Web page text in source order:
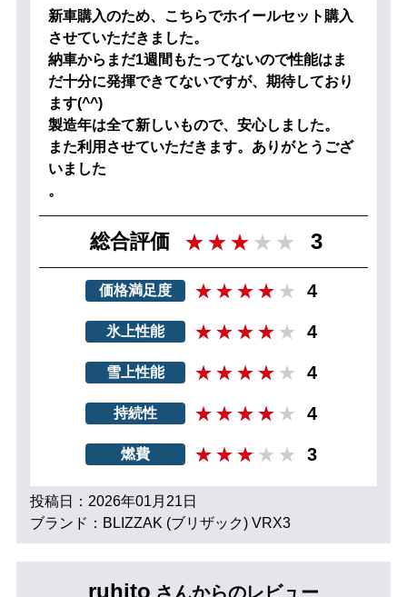
新車購入のため、こちらでホイールセット購入
させていただきました。
納車からまだ1週間もたってないので性能はま
だ十分に発揮できてないですが、期待しており
ます(^^)
製造年は全て新しいもので、安心しました。
また利用させていただきます。ありがとうござ
いました
。
総合評価 3
価格満足度 4
氷上性能 4
雪上性能 4
持続性 4
燃費 3
投稿日：2026年01月21日
ブランド：BLIZZAK (ブリザック) VRX3
ruhito さんからのレビュー